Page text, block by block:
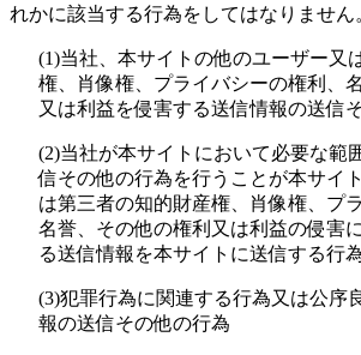
れかに該当する行為をしてはなりません
(1)当社、本サイトの他のユーザー又
権、肖像権、プライバシーの権利、
又は利益を侵害する送信情報の送信
(2)当社が本サイトにおいて必要な範
信その他の行為を行うことが本サイ
は第三者の知的財産権、肖像権、プ
名誉、その他の権利又は利益の侵害
る送信情報を本サイトに送信する行為
(3)犯罪行為に関連する行為又は公序
報の送信その他の行為